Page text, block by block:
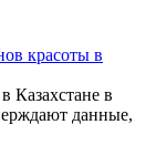
красоты в
Казахстане в
данные,